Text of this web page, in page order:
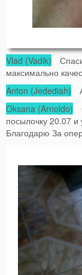
Vlad (Vadik)
максимально
Anton (Jedediah)
Oksana (Arnoldo)
посылочку 20.07
Благодарю За